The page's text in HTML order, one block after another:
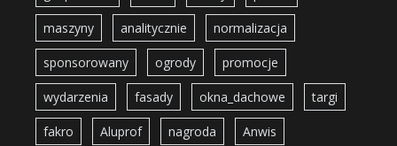
maszyny analitycznie normalizacja
sponsorowany ogrody promocje
wydarzenia fasady okna_dachowe targi
fakro Aluprof nagroda Anwis